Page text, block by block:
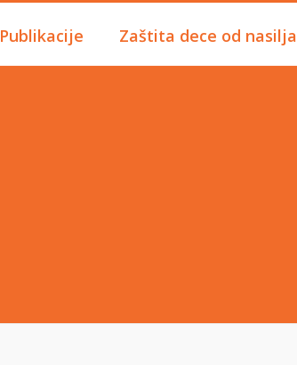
Publikacije Zaštita dece od nasilja